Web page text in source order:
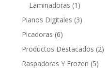
Laminadoras (1)
Pianos Digitales (3)
Picadoras (6)
Productos Destacados (2)
Raspadoras Y Frozen (5)